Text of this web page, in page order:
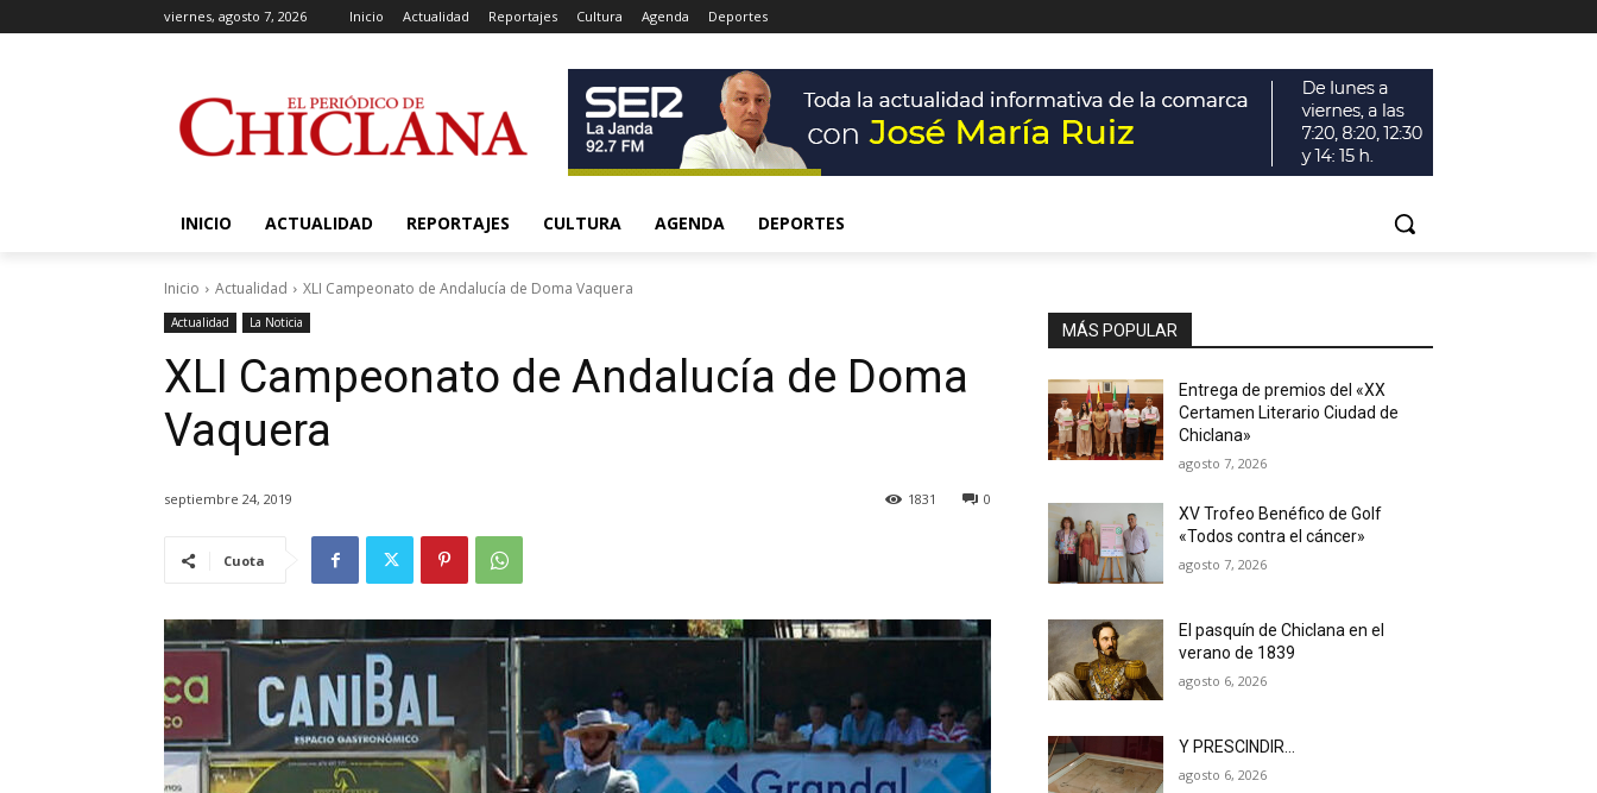
viernes, agosto 7, 2026 Inicio Actualidad Reportajes Cultura Agenda Deportes
INICIO ACTUALIDAD REPORTAJES CULTURA AGENDA DEPORTES
Inicio Actualidad XLI Campeonato de Andalucía de Doma Vaquera
Actualidad La Noticia
XLI Campeonato de Andalucía de Doma
Vaquera
septiembre 24, 2019 0
1831
Cuota
MÁS POPULAR
Entrega de premios del «XX
Certamen Literario Ciudad de
Chiclana»
agosto 7, 2026
XV Trofeo Benéfico de Golf
«Todos contra el cáncer»
agosto 7, 2026
El pasquín de Chiclana en el
verano de 1839
agosto 6, 2026
Y PRESCINDIR…
agosto 6, 2026